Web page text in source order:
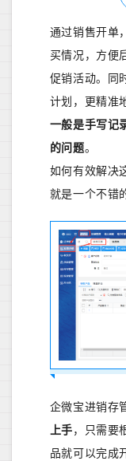
通过销售开单
买情况，方便
促销活动。同
计划，更精准
一般是手写记
的问题。
如何有效解决
就是一个不错
企微宝进销存
上手，只需要
品就可以完成